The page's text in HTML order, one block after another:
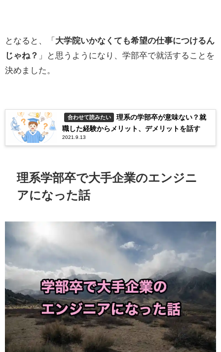
となると、「 大学院いかなくても希望の仕事につけるん
じゃね？ 」と思うようになり、学部卒で就活することを
決めました。
合わせて読みたい
理系の学部卒が意味ない？就
職した経験からメリット、デメリットを話す
2021.9.13
理系学部卒で大手企業のエンジニ
アになった話